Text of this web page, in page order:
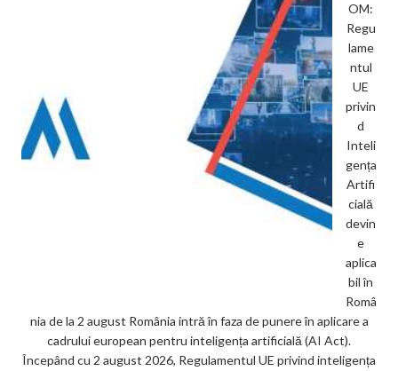
OM:
Regu
lame
ntul
UE
privin
d
Inteli
gența
Artifi
cială
devin
e
aplica
bil în
Româ
nia de la 2 august România intră în faza de punere în aplicare a
cadrului european pentru inteligența artificială (AI Act).
Începând cu 2 august 2026, Regulamentul UE privind inteligența